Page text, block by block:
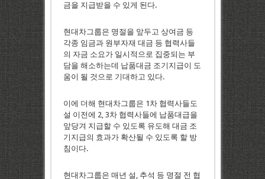
금을 지급받을 수 있게 된다.
현대차그룹은 명절을 앞두고 상여금 등
각종 임금과 원부자재 대금 등 협력사들
의 자금 소요가 일시적으로 집중되는 부
담을 해소하는데 납품대금 조기지급이 도
움이 될 것으로 기대하고 있다.
이에 더해 현대차그룹은 1차 협력사들도
설 이전에 2, 3차 협력사들에 납품대급을
앞당겨 지급할 수 있도록 유도해 대금 조
기지급의 효과가 확산될 수 있도록 할 방
침이다.
현대차그룹은 매년 설, 추석 등 명절 전 협